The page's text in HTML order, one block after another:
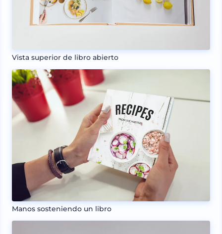
Vista superior de libro abierto
Manos sosteniendo un libro